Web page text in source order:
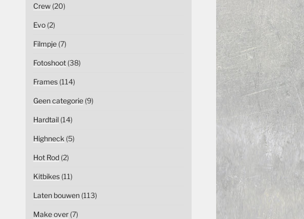
Crew(20)
Evo(2)
Filmpje(7)
Fotoshoot(38)
Frames(114)
Geen categorie(9)
Hardtail(14)
Highneck (5)
Hot Rod(2)
Kitbikes(11)
Laten bouwen(113)
Make over(7)